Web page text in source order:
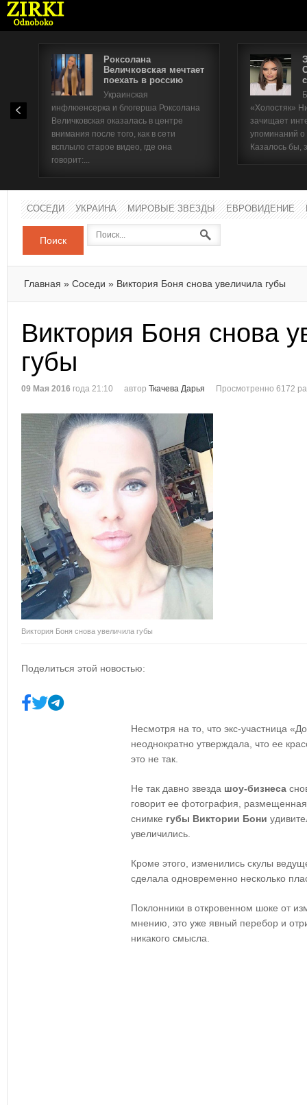
Роксолана
Величковская мечтает
поехать в россию
Украинская
инфлюенсерка и блогерша Роксолана
Величковская оказалась в центре
внимания после того, как в сети
всплыло старое видео, где она
говорит:...
«Холостяк»
зачищает
упоминаний
Казалось бы,
СОСЕДИ УКРАИНА МИРОВЫЕ ЗВЕЗДЫ ЕВРОВИДЕНИЕ
Поиск
Главная » Соседи » Виктория Боня снова увеличила губы
Виктория Боня снова
губы
09 Мая 2016 года 21:10 автор Ткачева Дарья Просмотренно 6172
Виктория Боня снова увеличила губы
Поделиться этой новостью:
Несмотря на то, что экс-участница
неоднократно утверждала, что ее
это не так.
Не так давно звезда шоу-бизнеса
говорит ее фотография,
снимке губы Виктории Бони
увеличились.
Кроме этого, изменились скулы
сделала одновременно несколько
Поклонники в откровенном шоке от
мнению, это уже явный перебор и
никакого смысла.
Имя